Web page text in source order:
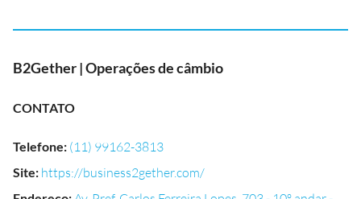
B2Gether | Operações de câmbio
CONTATO
Telefone: (11) 99162-3813
Site: https://business2gether.com/